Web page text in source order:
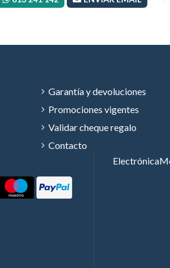
Garantía y devoluciones
Promociones vigentes
Validar cheque regalo
Contacto
Electrónica